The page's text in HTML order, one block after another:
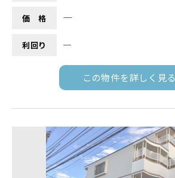
価 格 ―
利回り ―
この物件を詳しく見る